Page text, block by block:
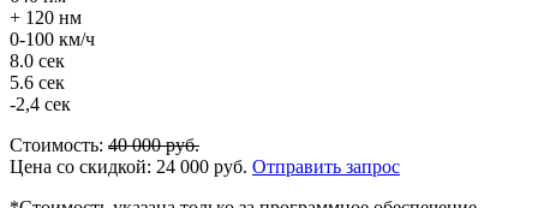
+ 120 нм
0-100 км/ч
8.0 сек
5.6 сек
-2,4 сек
Стоимость: 40 000руб.
Цена со скидкой: 24 000 руб. Отправить запрос